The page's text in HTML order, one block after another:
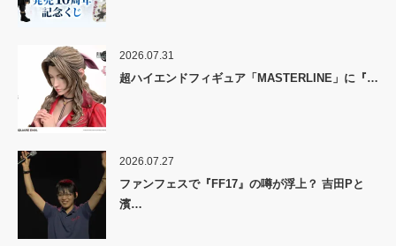
2026.07.31
超ハイエンドフィギュア「MASTERLINE」に『…
2026.07.27
ファンフェスで『FF17』の噂が浮上？ 吉田Pと
濱…